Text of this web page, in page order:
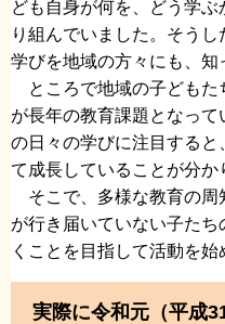
ども自身が何を、どう学
り組んでいました。そう
学びを地域の方々にも、知
ところで地域の子どもた
が長年の教育課題となっ
の日々の学びに注目する
て成長していることが分か
そこで、多様な教育の周
が行き届いていない子た
くことを目指して活動を始
実際に令和元（平成